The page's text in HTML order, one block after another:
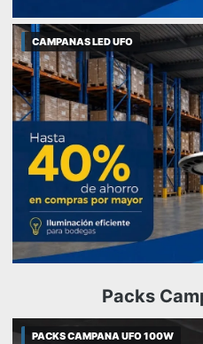
CAMPANAS LED UFO
Packs
PACKS CAMPANA UFO 100W